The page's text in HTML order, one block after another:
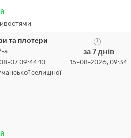
та плотери
a
07 09:44:10
селищної
за 7 днів
15-08-2026, 09:34